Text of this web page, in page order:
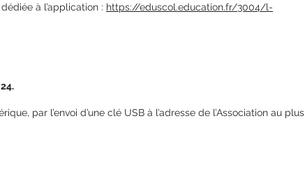
à l’application : https://eduscol.education.fr/3004/l-
par l’envoi d’une clé USB à l’adresse de l’Association au plus